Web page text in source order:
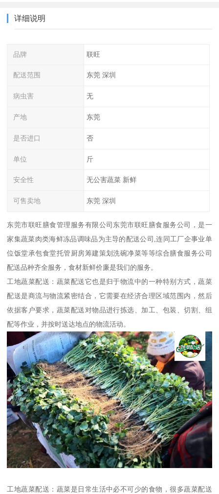
详细说明
品牌 联旺
配送范围 东莞 深圳
病虫害 无
产地 东莞
是否进口 否
单位 斤
安全性 无公害蔬菜 新鲜
可售卖地 东莞 深圳
东莞市联旺膳食管理服务有限公司东莞市联旺膳食服务公司，是一
家集蔬菜肉类海鲜冻品调味品为主导的配送公司,连同工厂企事业单
位饭堂承包食堂托管厨房筹建策划洗碗净菜等等综合膳食服务公司
配送品种齐全服务，食材新鲜价廉是我们的服务。
工地蔬菜配送：蔬菜配送它也是归于物流中的一种特别方式，蔬菜
配送是商流与物流紧密结合，它需要在经济合理区域范围内，然后
依据客户要求，蔬菜配送对物品进行拣选、加工、包装、切割、组
配等作业，并按时送达地点的物流活动。
工地蔬菜配送：蔬菜是日常生活中必不可少的食物，很多蔬菜配送